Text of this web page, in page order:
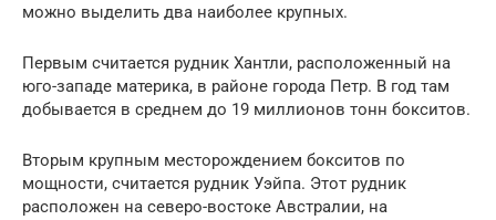
можно выделить два наиболее крупных.
Первым считается рудник Хантли, расположенный на
юго-западе материка, в районе города Петр. В год там
добывается в среднем до 19 миллионов тонн бокситов.
Вторым крупным месторождением бокситов по
мощности, считается рудник Уэйпа. Этот рудник
расположен на северо-востоке Австралии, на